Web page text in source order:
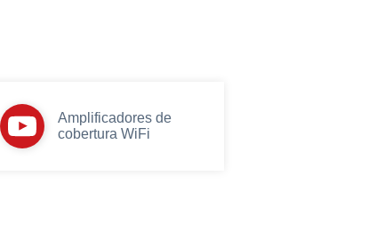
Amplificadores de
cobertura WiFi